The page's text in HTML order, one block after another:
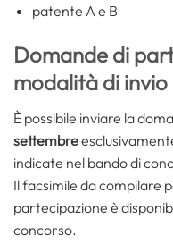
patente A e B
Domande di
modalità di invio
È possibile inviare la
settembre
indicate nel bando di
Il facsimile da compilare
partecipazione è
concorso.